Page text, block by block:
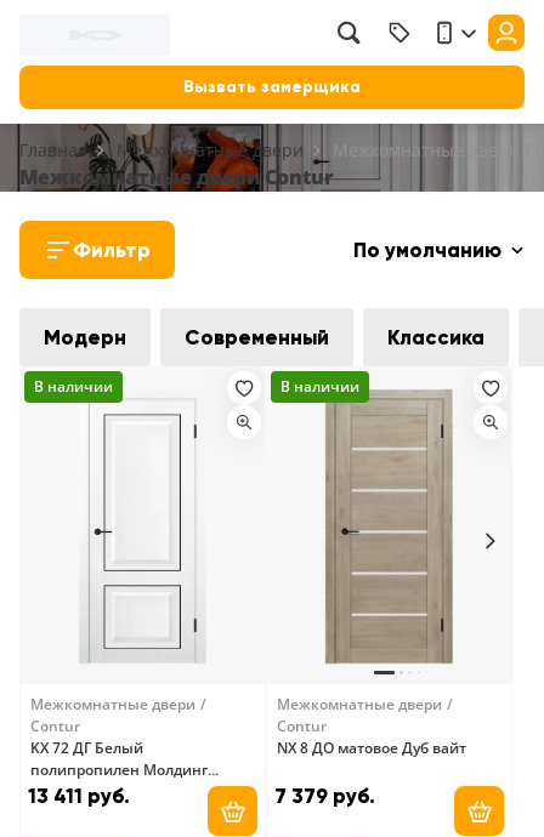
Вызвать замерщика
Главная Межкомнатные двери Межкомнатные двери
Межкомнатные двери Contur
Фильтр По умолчанию
Модерн Современный Классика
В наличии
Межкомнатные двери
Contur
KX 72 ДГ Белый
полипропилен Молдинг
Черный
13 411 руб.
Добавить в корзину
В наличии
Межкомнатные двери
Contur
NX 8 ДО матовое Дуб вайт
7 379 руб.